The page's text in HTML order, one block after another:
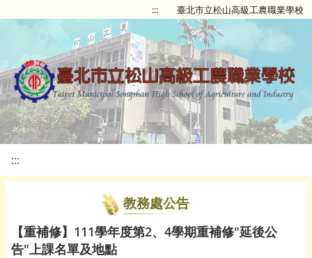
::: 臺北市立松山高級工農職業學校
:::
教務處公告
【重補修】111學年度第2、4學期重補修"延後公
告"上課名單及地點